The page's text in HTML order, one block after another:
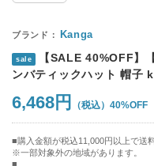
Kanga
sale
【SALE 40%OFF】
ンバティックハット 帽子
6,468円 40%OFF
購入金額が税込11,000円以上で送
※一部対象外の地域があります。